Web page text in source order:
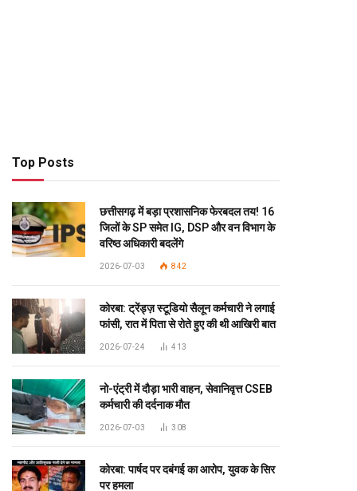
Top Posts
छत्तीसगढ़ में बड़ा प्रशासनिक फेरबदल तय! 16
जिलों के SP समेत IG, DSP और वन विभाग के
वरिष्ठ अधिकारी बदलेंगे
2026-07-03 842
कोरबा: ट्रेंड्ज़ स्टूडियो सैलून कर्मचारी ने लगाई
फांसी, रात में पिता से रोते हुए की थी आखिरी बात
2026-07-24 413
नो-एंट्री में दौड़ा भारी वाहन, सेवानिवृत्त CSEB
कर्मचारी की दर्दनाक मौत
2026-07-03 308
कोरबा: पार्षद पर दबंगई का आरोप, युवक के सिर
पर हमला